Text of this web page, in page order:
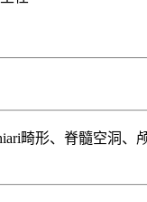
畸形、脊髓空洞